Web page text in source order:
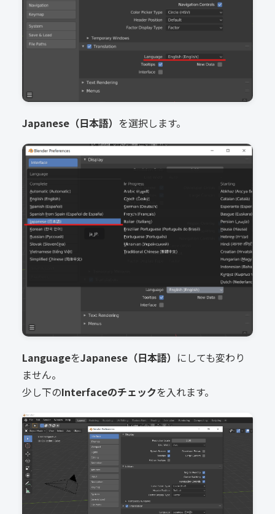
Japanese（日本語） を選択します。
LanguageをJapanese（日本語） にしても変わり
ません。
少し下のInterfaceのチェックを入れます。